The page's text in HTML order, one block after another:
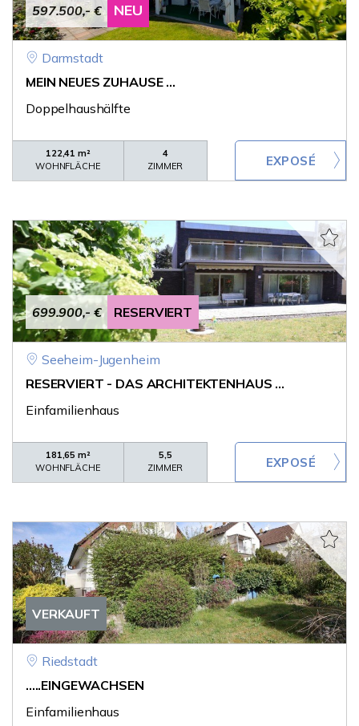
597.500,- € NEU
Darmstadt
MEIN NEUES ZUHAUSE ...
Doppelhaushälfte
122,41 m²
WOHNFLÄCHE
4
ZIMMER
699.900,- € RESERVIERT
Seeheim-Jugenheim
RESERVIERT - DAS ARCHITEKTENHAUS ...
Einfamilienhaus
181,65 m²
WOHNFLÄCHE
5,5
ZIMMER
VERKAUFT
Riedstadt
.....EINGEWACHSEN
Einfamilienhaus